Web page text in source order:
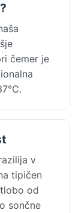
čemer je
v
tipičen
od
sončne